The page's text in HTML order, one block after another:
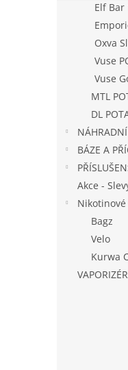
Elf Bar
Oxva
Vuse
Vuse
MTL
DL
BÁZE A
Akce -
Nikotinové
Bagz
Velo
Kurwa